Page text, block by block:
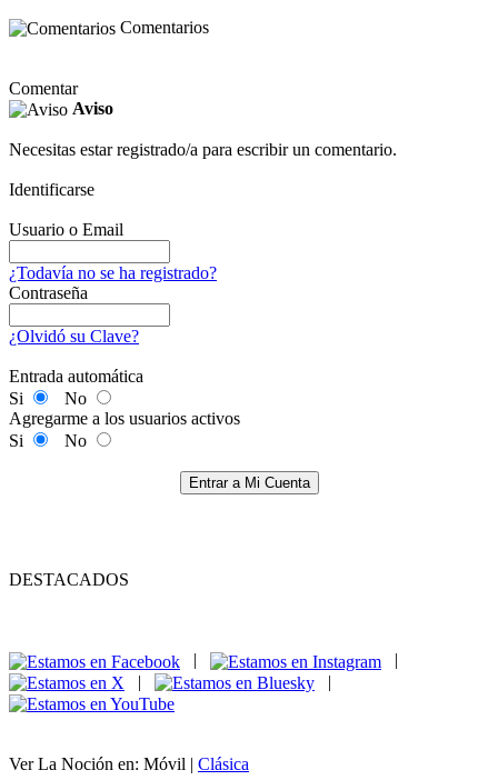
Comentarios
Comentar
Aviso
Necesitas estar registrado/a para escribir un comentario.
Identificarse
Usuario o Email
¿Todavía no se ha registrado?
Contraseña
¿Olvidó su Clave?
Entrada automática
Si
No
Agregarme a los usuarios activos
Si
No
Entrar a Mi Cuenta
DESTACADOS
|
|
Ver La Noción en: Móvil | Clásica